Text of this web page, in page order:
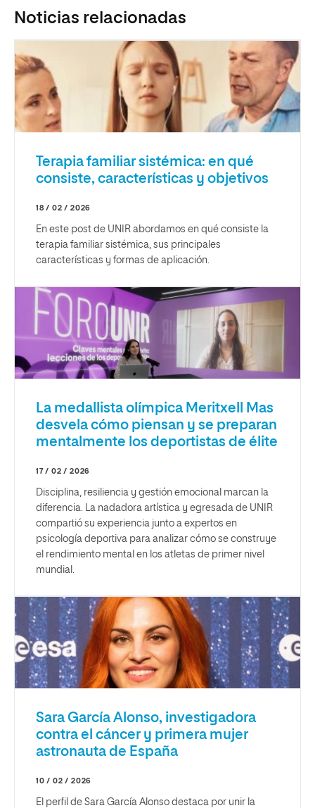
Noticias relacionadas
Terapia familiar sistémica: en qué
consiste, características y objetivos
18 / 02 / 2026
En este post de UNIR abordamos en qué consiste la
terapia familiar sistémica, sus principales
características y formas de aplicación.
La medallista olímpica Meritxell Mas
desvela cómo piensan y se preparan
mentalmente los deportistas de élite
17 / 02 / 2026
Disciplina, resiliencia y gestión emocional marcan la
diferencia. La nadadora artística y egresada de UNIR
compartió su experiencia junto a expertos en
psicología deportiva para analizar cómo se construye
el rendimiento mental en los atletas de primer nivel
mundial.
Sara García Alonso, investigadora
contra el cáncer y primera mujer
astronauta de España
10 / 02 / 2026
El perfil de Sara García Alonso destaca por unir la